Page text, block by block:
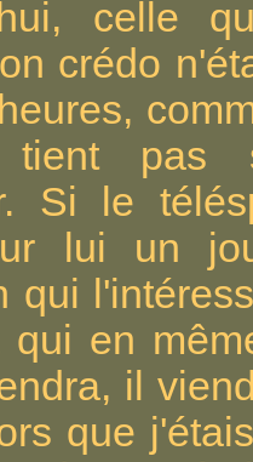
celle
crédo
pas
Si le
lui un
qui
qui en
il
que